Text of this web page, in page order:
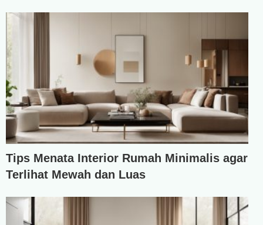
Tips Menata Interior Rumah Minimalis agar
Terlihat Mewah dan Luas